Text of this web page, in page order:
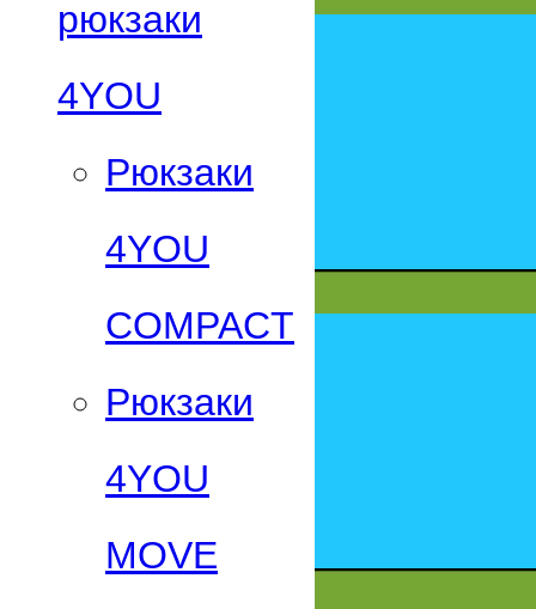
рюкзаки
4YOU
Рюкзаки
4YOU
СOMPACT
Рюкзаки
4YOU
MOVE